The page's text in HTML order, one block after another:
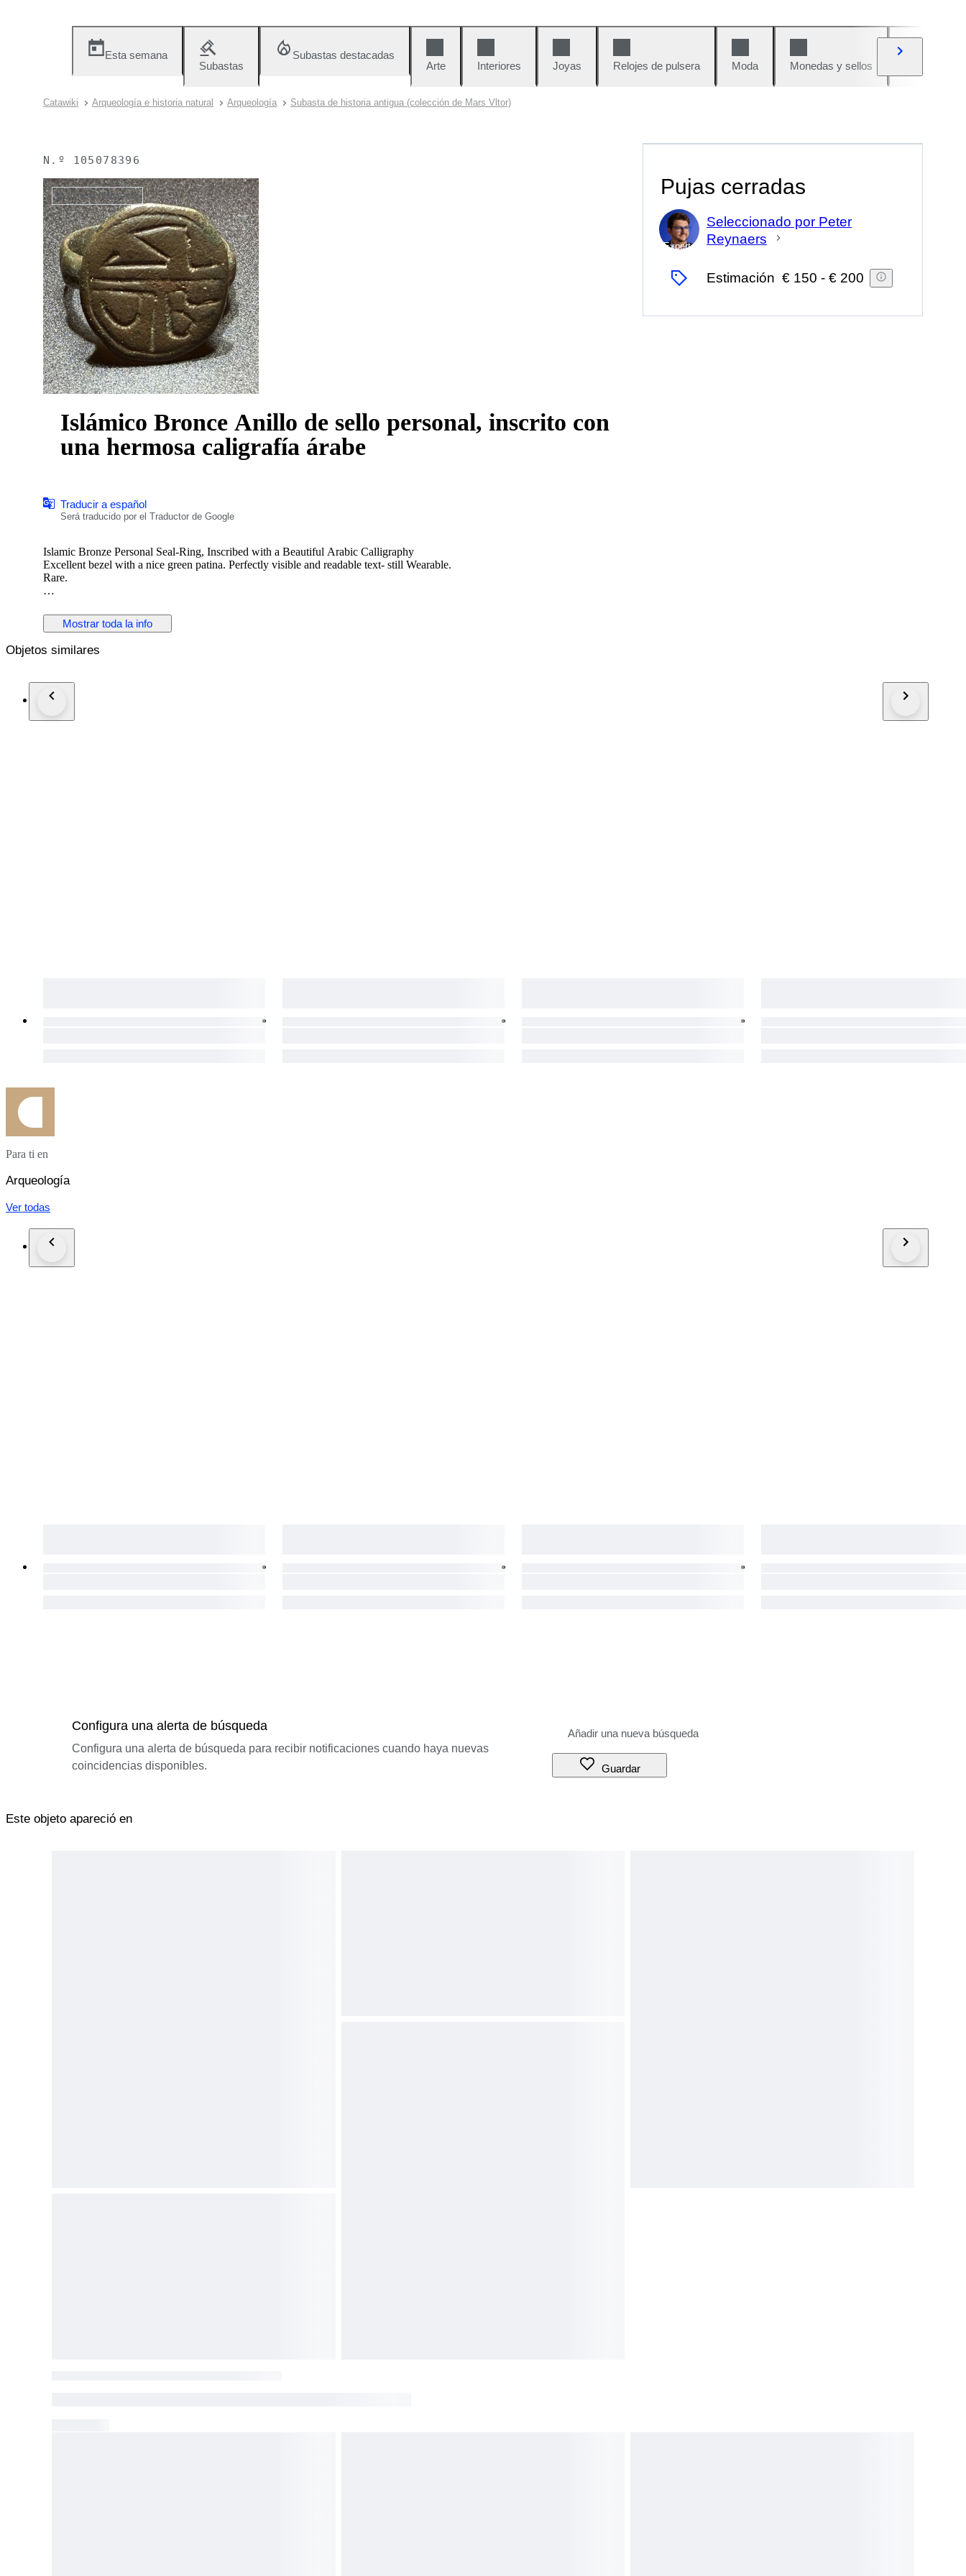
Esta semana
Subastas
Subastas destacadas
Arte
Interiores Joyas Relojes de pulsera Moda Monedas y sellos
Catawiki Arqueología e historia natural Arqueología Subasta de historia antigua (colección de Mars Vltor)
N.º 105078396
Ya no está disponible
Islámico Bronce Anillo de sello personal, inscrito con
una hermosa caligrafía árabe
Traducir a español
Será traducido por el Traductor de Google
Islamic Bronze Personal Seal-Ring, Inscribed with a Beautiful Arabic Calligraphy
Excellent bezel with a nice green patina. Perfectly visible and readable text- still Wearable.
Rare.
Outer diameter: 22 mm.
Mostrar toda la info
Pujas cerradas
Experto
Seleccionado por Peter
Reynaers
Estimación € 150 - € 200
Objetos similares
Para ti en
Arqueología
Ver todas
Configura una alerta de búsqueda
Configura una alerta de búsqueda para recibir notificaciones cuando haya nuevas
coincidencias disponibles.
Guardar
Este objeto apareció en